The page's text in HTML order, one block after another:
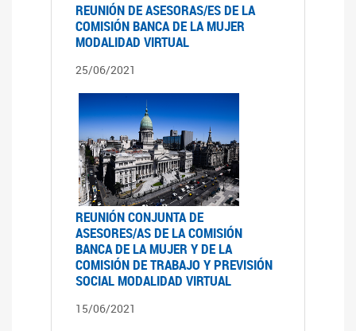
REUNIÓN DE ASESORAS/ES DE LA
COMISIÓN BANCA DE LA MUJER
MODALIDAD VIRTUAL
25/06/2021
REUNIÓN CONJUNTA DE
ASESORES/AS DE LA COMISIÓN
BANCA DE LA MUJER Y DE LA
COMISIÓN DE TRABAJO Y PREVISIÓN
SOCIAL MODALIDAD VIRTUAL
15/06/2021